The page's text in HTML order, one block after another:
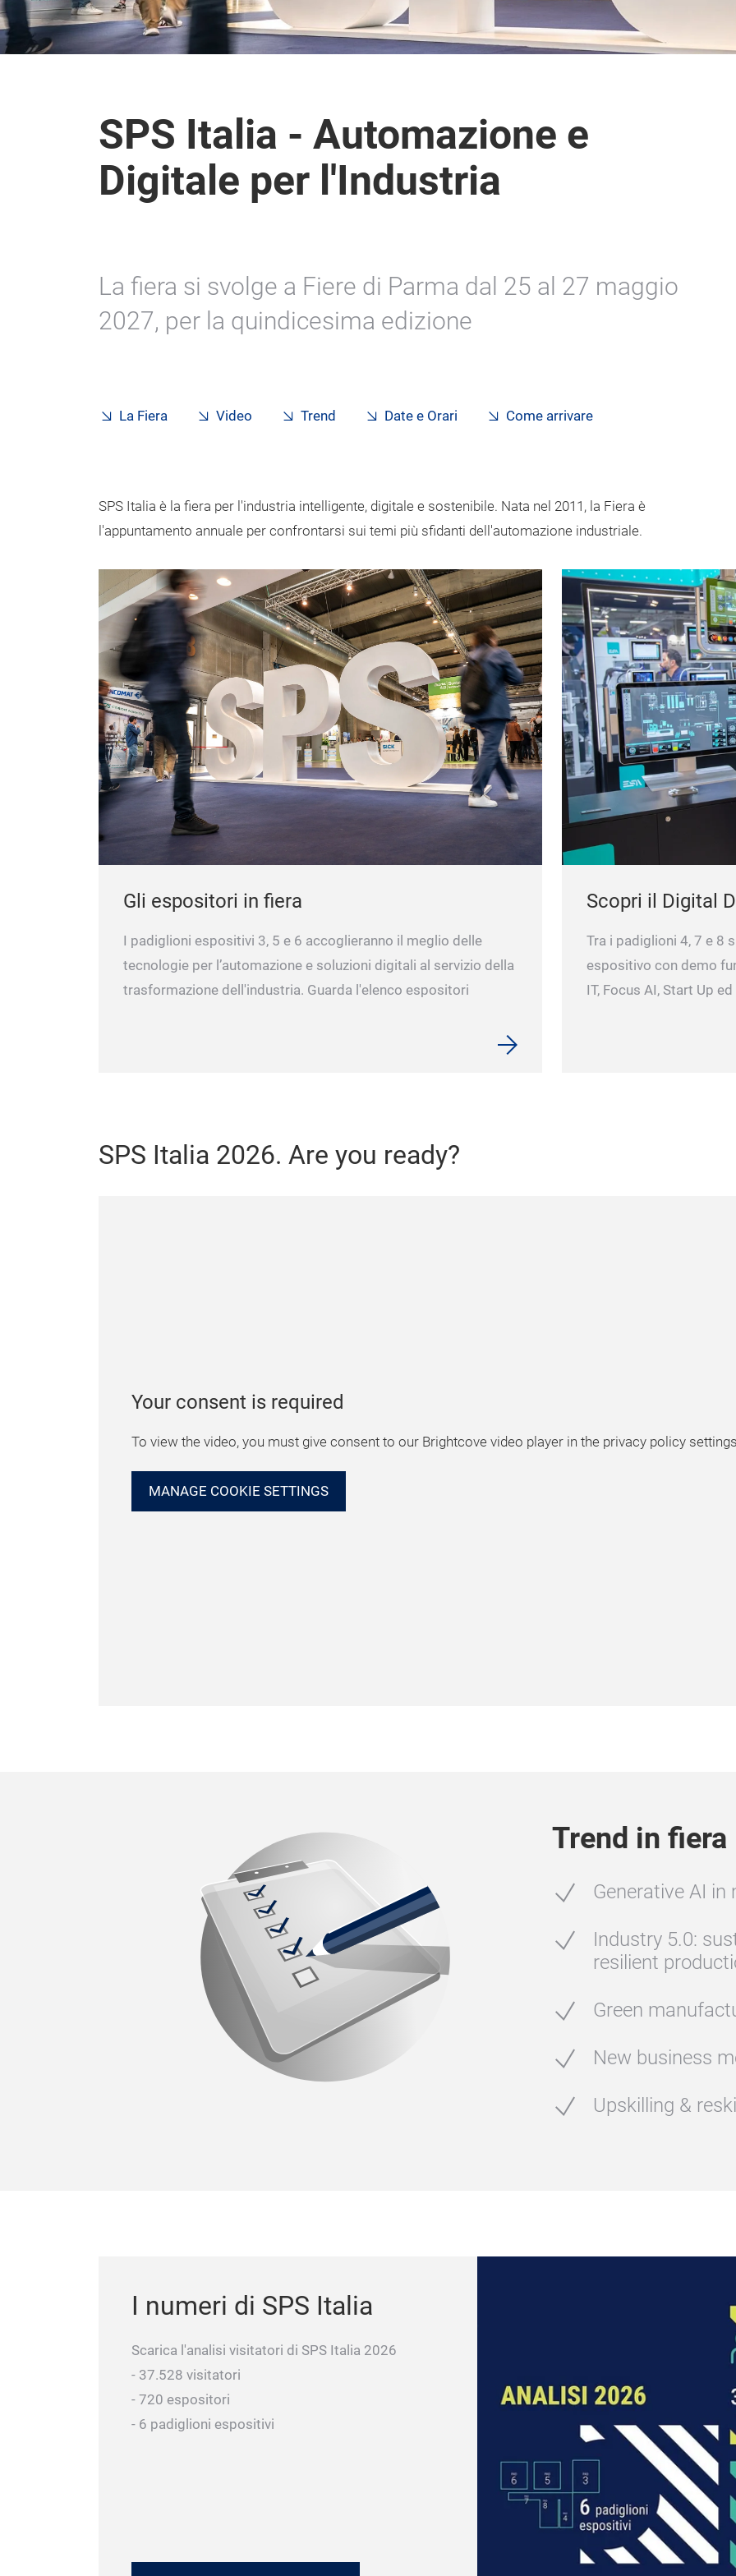
SPS Italia - Automazione e
Digitale per l'Industria
La fiera si svolge a Fiere di Parma dal 25 al 27 maggio
2027, per la quindicesima edizione
La Fiera Video Trend Date e Orari Come arrivare
SPS Italia è la fiera per l'industria intelligente, digitale e sostenibile. Nata nel 2011, la Fiera è
l'appuntamento annuale per confrontarsi sui temi più sfidanti dell'automazione industriale.
Gli espositori in fiera
I padiglioni espositivi 3, 5 e 6 accoglieranno il meglio delle
tecnologie per l’automazione e soluzioni digitali al servizio della
trasformazione dell'industria. Guarda l'elenco espositori
Scopri il Digital
Tra i padiglioni 4, 7 e 8
espositivo con demo
IT, Focus AI, Start Up
SPS Italia 2026. Are you ready?
Your consent is required
To view the video, you must give consent to our Brightcove video player in the privacy policy
MANAGE COOKIE SETTINGS
Trend in fiera
Generative AI
Industry 5.0:
resilient
Green
New business
Upskilling &
I numeri di SPS Italia
Scarica l'analisi visitatori di SPS Italia 2026
- 37.528 visitatori
- 720 espositori
- 6 padiglioni espositivi